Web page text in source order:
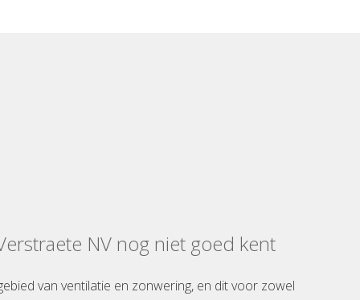
NV nog niet goed kent
van ventilatie en zonwering, en dit voor zowel